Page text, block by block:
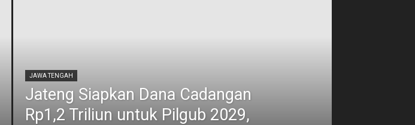
JAWA TENGAH
Jateng Siapkan Dana Cadangan
Rp1,2 Triliun untuk Pilgub 2029,